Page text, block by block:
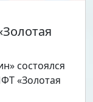
состоялся
«Золотая